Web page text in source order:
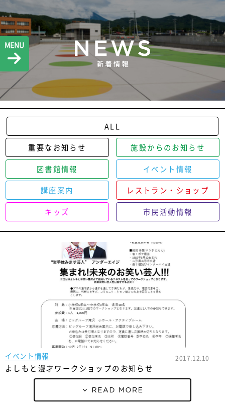
MENU
ALL
重要なお知らせ
施設からのお知らせ
図書館情報
イベント情報
講座案内
レストラン・ショップ
キッズ
市民活動情報
イベント情報 2017.12.10
よしもと漫才ワークショップのお知らせ